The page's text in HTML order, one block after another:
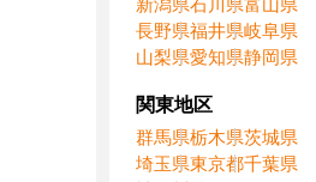
津島
栄町
豊山
屋市
長野県福井県岐阜県
山梨県愛知県静岡県
関東地区
群馬県栃木県茨城県
埼玉県東京都千葉県